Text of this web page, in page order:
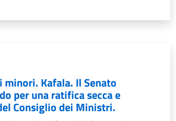
minori. Kafala. Il Senato
per una ratifica secca e
Consiglio dei Ministri.